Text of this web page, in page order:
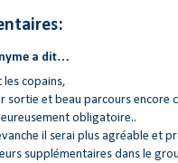
a dit…
les copains,
sortie et beau parcours encore
obligatoire..
il serai plus agréable et
supplémentaires dans le